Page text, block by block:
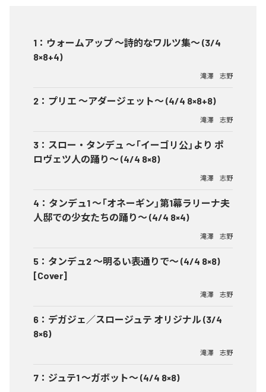
1 ： ウォームアップ ～詩的なワルツ集～ (3/4
8×8+4)
滝澤 志野
2 ： プリエ ～アダージェット～ (4/4 8×8+8)
滝澤 志野
3 ： スロー・タンデュ ～「イーゴリ公」より ポ
ロヴェツ人の踊り～ (4/4 8×8)
滝澤 志野
4 ： タンデュ1 ～「オネーギン」第1幕ラリーナ夫
人邸での少女たちの踊り～ (4/4 8×4)
滝澤 志野
5 ： タンデュ2 ～明るい表通りで～ (4/4 8×8)
[Cover]
滝澤 志野
6 ： デガジェ／スロージュテ オリジナル (3/4
8×6)
滝澤 志野
7 ： ジュテ1 ～ガボット～ (4/4 8×8)